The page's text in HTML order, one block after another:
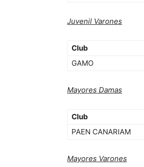
Juvenil Varones
Club
GAMO
Mayores Damas
Club
PAEN CANARIAM
Mayores Varones